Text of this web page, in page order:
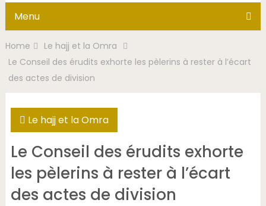
Menu
Home
Le hajj et la Omra
Le Conseil des érudits exhorte les pèlerins à rester à l’écart
des actes de division
Le hajj et la Omra
Le Conseil des érudits exhorte
les pèlerins à rester à l’écart
des actes de division